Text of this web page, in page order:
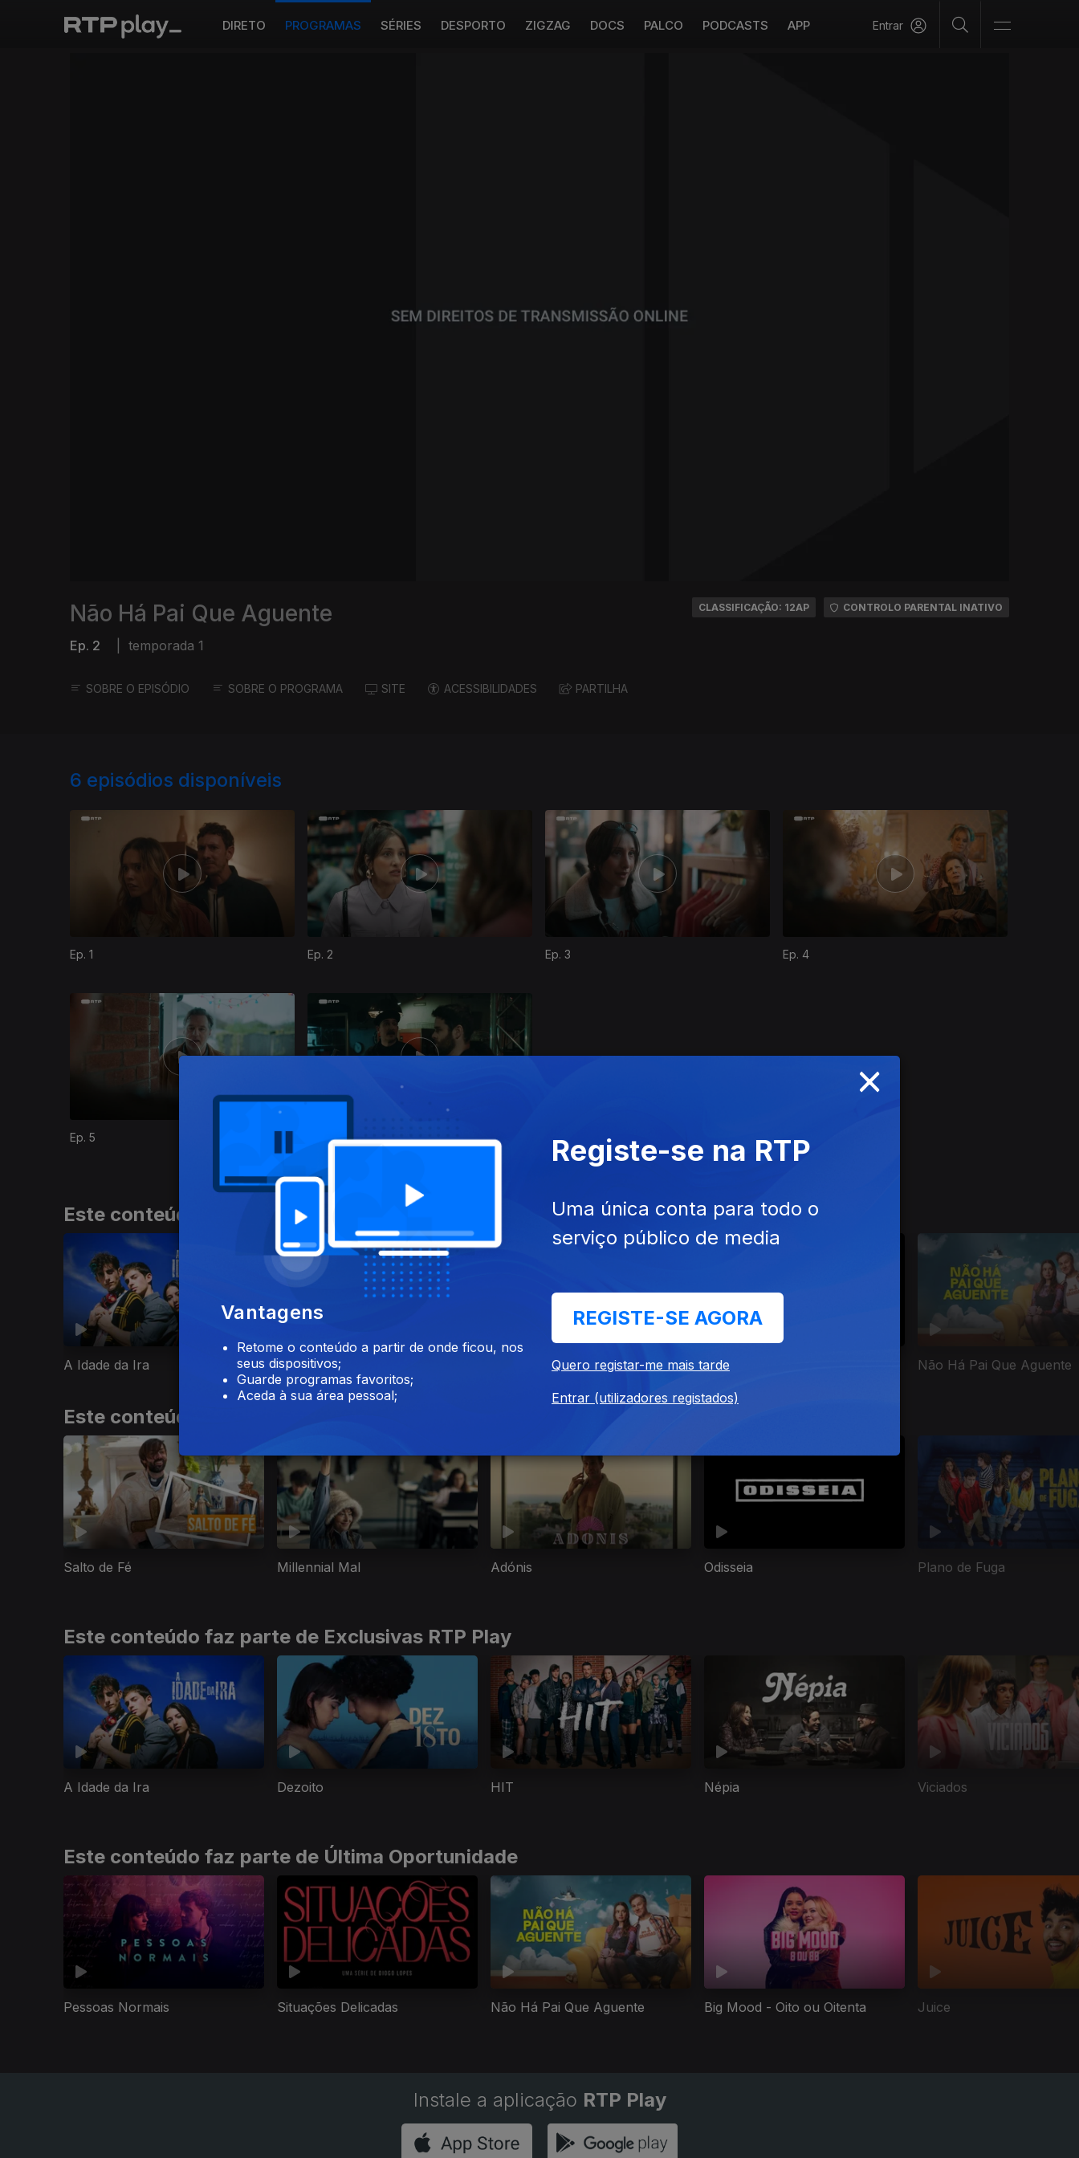
DIRETO PROGRAMAS SÉRIES DESPORTO ZIGZAG DOCS PALCO PODCASTS APP Entrar
Não Há Pai Que Aguente
Ep. 2 temporada 1
CLASSIFICAÇÃO: 12AP CONTROLO PARENTAL INATIVO
SOBRE O EPISÓDIO SOBRE O PROGRAMA SITE ACESSIBILIDADES PARTILHA
6 episódios disponíveis
Ep. 1 Ep. 2 Ep. 3 Ep. 4
Ep. 5 Ep. 6
869068
Este conteúdo faz parte de Gen Z
A Idade da Ira HIT Casa Do Cais Situações Delicadas Não Há Pai Que Aguente
Este conteúdo faz parte de Rir é o melhor remédio
Salto de Fé Millennial Mal Adónis Odisseia Plano de Fuga
Este conteúdo faz parte de Exclusivas RTP Play
A Idade da Ira Dezoito HIT Népia Viciados
Este conteúdo faz parte de Última Oportunidade
Pessoas Normais Situações Delicadas Não Há Pai Que Aguente Big Mood - Oito ou Oitenta Juice
Instale a aplicação RTP Play
×
Vantagens
Retome o conteúdo a partir de onde ficou, nos
seus dispositivos;
Guarde programas favoritos;
Aceda à sua área pessoal;
Registe-se na RTP
Uma única conta para todo o
serviço público de media
REGISTE-SE AGORA
Quero registar-me mais tarde
Entrar (utilizadores registados)